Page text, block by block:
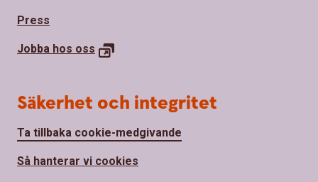
Press
Jobba hos oss
Säkerhet och integritet
Ta tillbaka cookie-medgivande
Så hanterar vi cookies